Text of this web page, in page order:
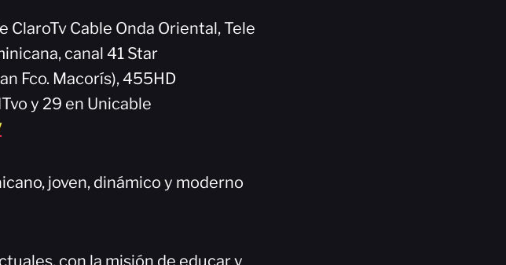
Cable Onda Oriental, Tele
canal 41 Star
Fco. Macorís), 455HD
y 29 en Unicable
joven, dinámico y moderno
con la misión de educar y